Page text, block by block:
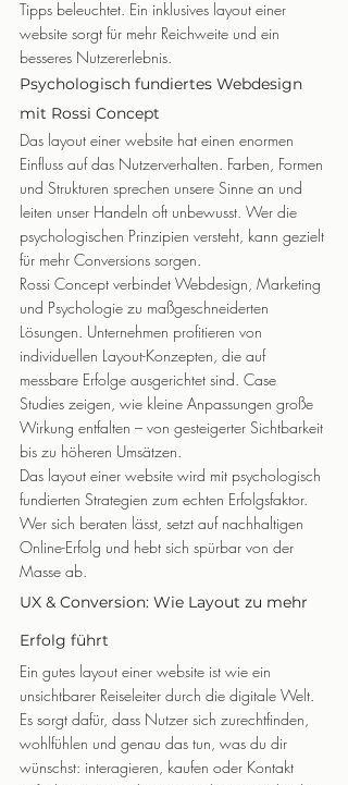
Tipps beleuchtet. Ein inklusives layout einer
website sorgt für mehr Reichweite und ein
besseres Nutzererlebnis.
Psychologisch fundiertes Webdesign
mit Rossi Concept
Das layout einer website hat einen enormen
Einfluss auf das Nutzerverhalten. Farben, Formen
und Strukturen sprechen unsere Sinne an und
leiten unser Handeln oft unbewusst. Wer die
psychologischen Prinzipien versteht, kann gezielt
für mehr Conversions sorgen.
Rossi Concept verbindet Webdesign, Marketing
und Psychologie zu maßgeschneiderten
Lösungen. Unternehmen profitieren von
individuellen Layout-Konzepten, die auf
messbare Erfolge ausgerichtet sind. Case
Studies zeigen, wie kleine Anpassungen große
Wirkung entfalten – von gesteigerter Sichtbarkeit
bis zu höheren Umsätzen.
Das layout einer website wird mit psychologisch
fundierten Strategien zum echten Erfolgsfaktor.
Wer sich beraten lässt, setzt auf nachhaltigen
Online-Erfolg und hebt sich spürbar von der
Masse ab.
UX & Conversion: Wie Layout zu mehr
Erfolg führt
Ein gutes layout einer website ist wie ein
unsichtbarer Reiseleiter durch die digitale Welt.
Es sorgt dafür, dass Nutzer sich zurechtfinden,
wohlfühlen und genau das tun, was du dir
wünschst: interagieren, kaufen oder Kontakt